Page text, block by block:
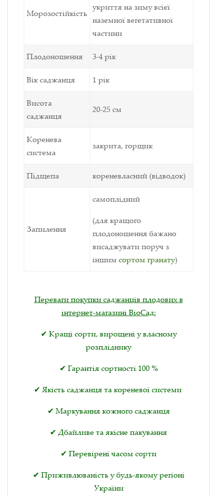
Морозостійкість
укриття на зиму всієї
наземноївегетативної
частини
Плодоношення 3-4 рік
Вік саджанця 1 рік
Висота
саджанця
20-25 см
Коренева
система
закрита, горщик
Підщепа кореневласний (відводок)
Запилення
самоплідний
(для кращого
плодоношення бажано
висаджувати поруч з
іншим сортом гранату)
Переваги покупки саджанців плодових в
інтернет-магазині ВіоСад:
✔ Кращі сорти, вирощені у власному
розпліднику
✔ Гарантія сортності 100 %
✔ Якість саджанця та кореневої системи
✔ Маркування кожного саджанця
✔ Дбайливе та якісне пакування
✔ Перевірені часом сорти
✔ Приживлюваність у будь-якому регіоні
України